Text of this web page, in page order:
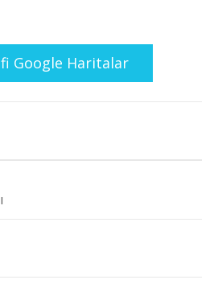
Google Haritalar